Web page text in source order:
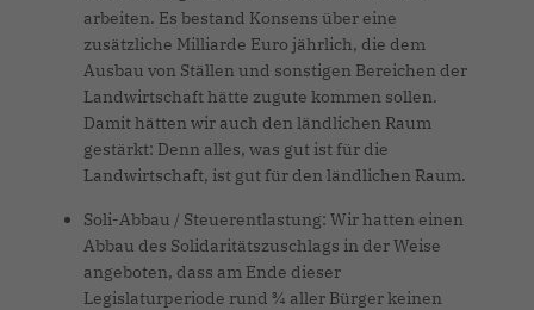
arbeiten. Es bestand Konsens über eine
zusätzliche Milliarde Euro jährlich, die dem
Ausbau von Ställen und sonstigen Bereichen der
Landwirtschaft hätte zugute kommen sollen.
Damit hätten wir auch den ländlichen Raum
gestärkt: Denn alles, was gut ist für die
Landwirtschaft, ist gut für den ländlichen Raum.
Soli-Abbau / Steuerentlastung: Wir hatten einen
Abbau des Solidaritätszuschlags in der Weise
angeboten, dass am Ende dieser
Legislaturperiode rund ¾ aller Bürger keinen